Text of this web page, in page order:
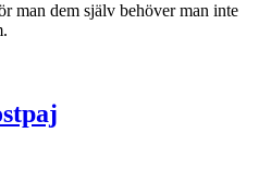
man dem själv behöver man inte